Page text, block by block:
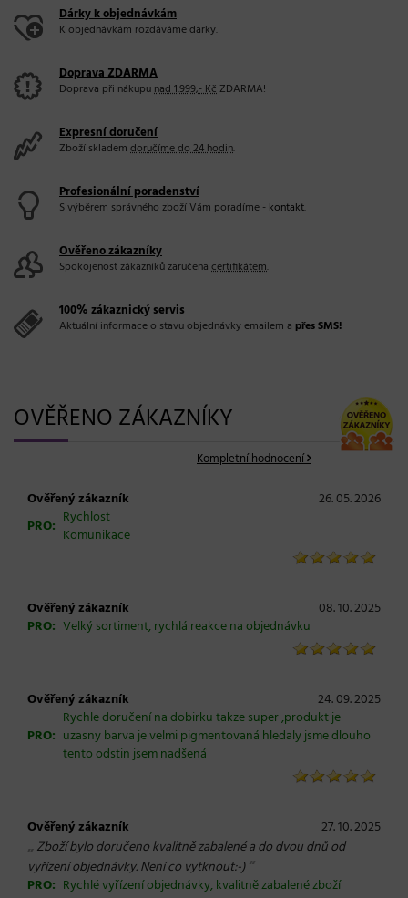
Dárky k objednávkám
K objednávkám rozdáváme dárky.
Doprava ZDARMA
Doprava při nákupunad 1.999,- KčZDARMA!
Expresní doručení
Zboží skladem doručíme do 24 hodin.
Profesionální poradenství
S výběrem správného zboží Vám poradíme -kontakt.
Ověřeno zákazníky
Spokojenost zákazníků zaručena certifikátem.
100% zákaznický servis
Aktuální informace o stavu objednávky emailem a přes SMS!
OVĚŘENO ZÁKAZNÍKY
Kompletní hodnocení
Ověřený zákazník
26. 05. 2026
PRO: Rychlost
Komunikace
Ověřený zákazník
08. 10. 2025
PRO: Velký sortiment, rychlá reakce na objednávku
Ověřený zákazník
24. 09. 2025
PRO:
Rychle doručení na dobirku takze super ,produkt je
uzasny barva je velmi pigmentovaná hledaly jsme dlouho
tento odstin jsem nadšená
Ověřený zákazník 27. 10. 2025
„ Zboží bylo doručeno kvalitně zabalené a do dvou dnů od
vyřízení objednávky. Není co vytknout:-)“
PRO: Rychlé vyřízení objednávky, kvalitně zabalené zboží